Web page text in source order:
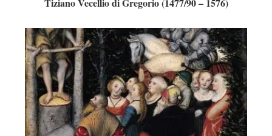
Tiziano Vecellio di Gregorio (1477/90 – 1576)